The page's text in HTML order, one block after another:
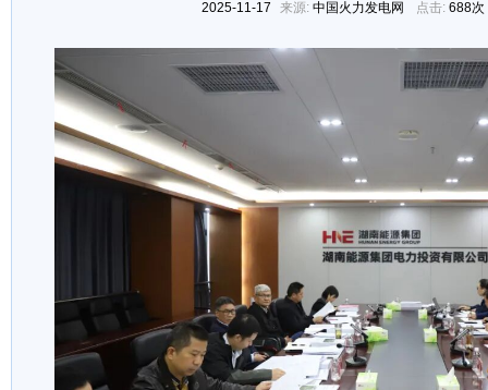
2025-11-17 来源: 中国火力发电网 点击: 688次